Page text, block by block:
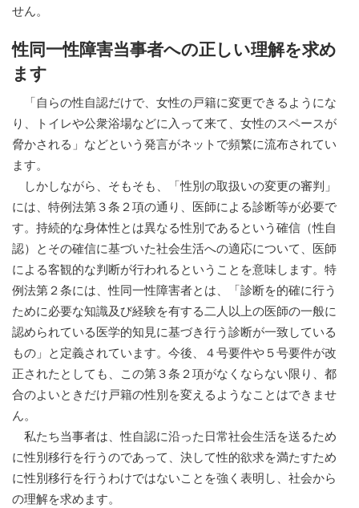
せん。
性同一性障害当事者への正しい理解を求め
ます
「自らの性自認だけで、女性の戸籍に変更できるようにな
り、トイレや公衆浴場などに入って来て、女性のスペースが
脅かされる」などという発言がネットで頻繁に流布されてい
ます。
しかしながら、そもそも、「性別の取扱いの変更の審判」
には、特例法第３条２項の通り、医師による診断等が必要で
す。持続的な身体性とは異なる性別であるという確信（性自
認）とその確信に基づいた社会生活への適応について、医師
による客観的な判断が行われるということを意味します。特
例法第２条には、性同一性障害者とは、「診断を的確に行う
ために必要な知識及び経験を有する二人以上の医師の一般に
認められている医学的知見に基づき行う診断が一致している
もの」と定義されています。今後、４号要件や５号要件が改
正されたとしても、この第３条２項がなくならない限り、都
合のよいときだけ戸籍の性別を変えるようなことはできませ
ん。
私たち当事者は、性自認に沿った日常社会生活を送るため
に性別移行を行うのであって、決して性的欲求を満たすため
に性別移行を行うわけではないことを強く表明し、社会から
の理解を求めます。